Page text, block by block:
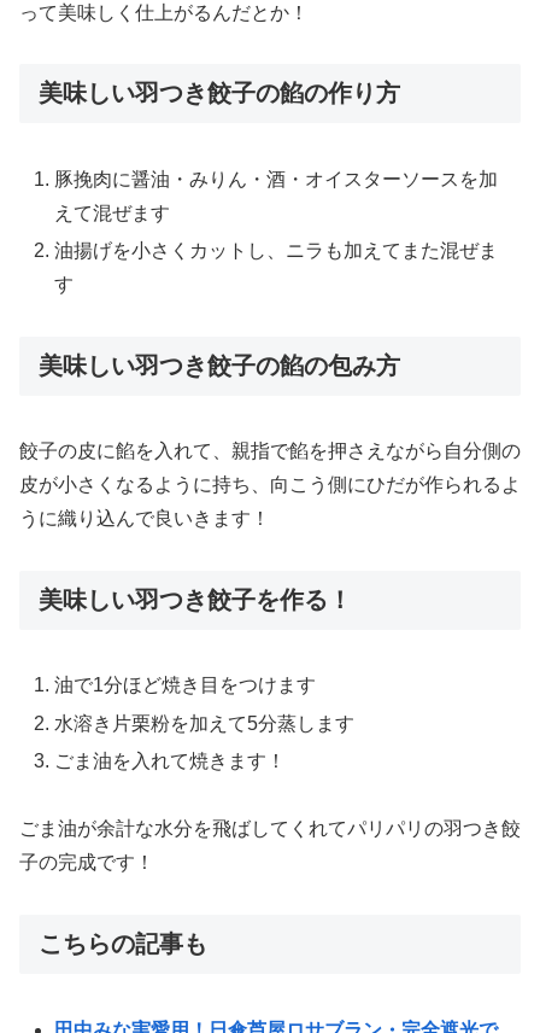
って美味しく仕上がるんだとか！
美味しい羽つき餃子の餡の作り方
豚挽肉に醤油・みりん・酒・オイスターソースを加
えて混ぜます
油揚げを小さくカットし、ニラも加えてまた混ぜま
す
美味しい羽つき餃子の餡の包み方
餃子の皮に餡を入れて、親指で餡を押さえながら自分側の
皮が小さくなるように持ち、向こう側にひだが作られるよ
うに織り込んで良いきます！
美味しい羽つき餃子を作る！
油で1分ほど焼き目をつけます
水溶き片栗粉を加えて5分蒸します
ごま油を入れて焼きます！
ごま油が余計な水分を飛ばしてくれてパリパリの羽つき餃
子の完成です！
こちらの記事も